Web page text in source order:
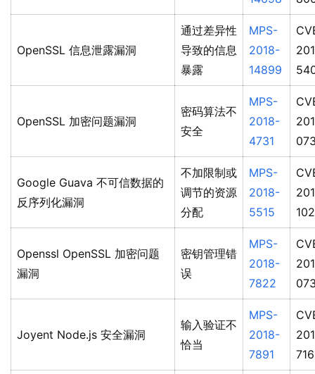
OpenSSL 信息泄露漏洞
通过差异性
导致的信息
暴露
MPS-
2018-
14899
OpenSSL 加密问题漏洞
密码算法不
安全
MPS-
2018-
4731
Google Guava 不可信数据的
反序列化漏洞
不加限制或
调节的资源
分配
MPS-
2018-
5515
Openssl OpenSSL 加密问题
漏洞
密钥管理错
误
MPS-
2018-
7822
Joyent Node.js 安全漏洞
输入验证不
恰当
MPS-
2018-
7891